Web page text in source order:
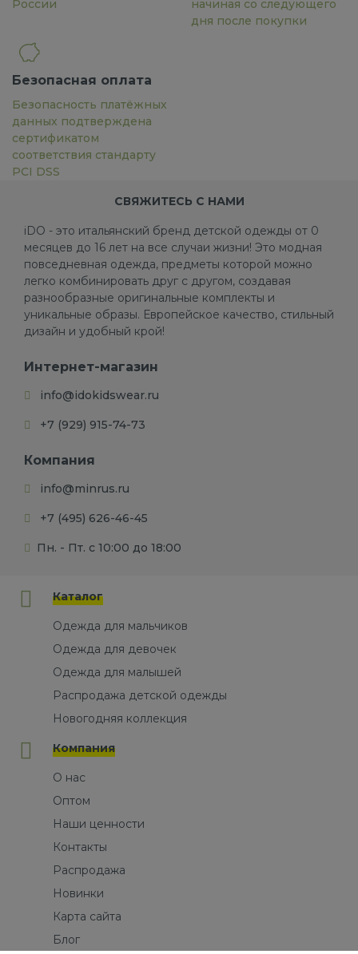
России
начиная со следующего
дня после покупки
Безопасная оплата
Безопасность платёжных
данных подтверждена
сертификатом
соответствия стандарту
PCI DSS
СВЯЖИТЕСЬ С НАМИ
iDO - это итальянский бренд детской одежды от 0
месяцев до 16 лет на все случаи жизни! Это модная
повседневная одежда, предметы которой можно
легко комбинировать друг с другом, создавая
разнообразные оригинальные комплекты и
уникальные образы. Европейское качество, стильный
дизайн и удобный крой!
Интернет-магазин
info@idokidswear.ru
+7 (929) 915-74-73
Компания
info@minrus.ru
+7 (495) 626-46-45
Пн. - Пт. с 10:00 до 18:00
Каталог
Одежда для мальчиков
Одежда для девочек
Одежда для малышей
Распродажа детской одежды
Новогодняя коллекция
Компания
О нас
Оптом
Наши ценности
Контакты
Распродажа
Новинки
Карта сайта
Блог